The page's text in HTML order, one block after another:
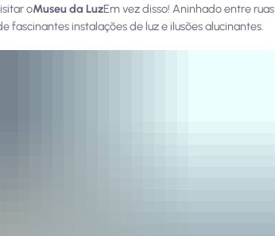
oMuseu da LuzEm vez disso! Aninhado entre ruas
instalações de luz e ilusões alucinantes.